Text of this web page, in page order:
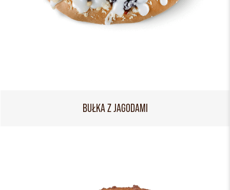
BUŁKA Z JAGODAMI